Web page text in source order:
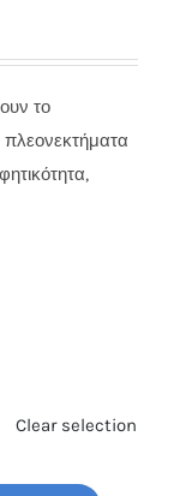
το
πλεονεκτήματα
Clear selection